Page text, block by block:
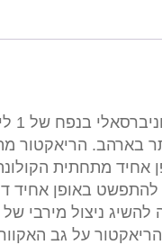
בארהב. הריאקטור
אחיד מתחתית
להתפשט באופן אחיד
ניצול מירבי של
על גב